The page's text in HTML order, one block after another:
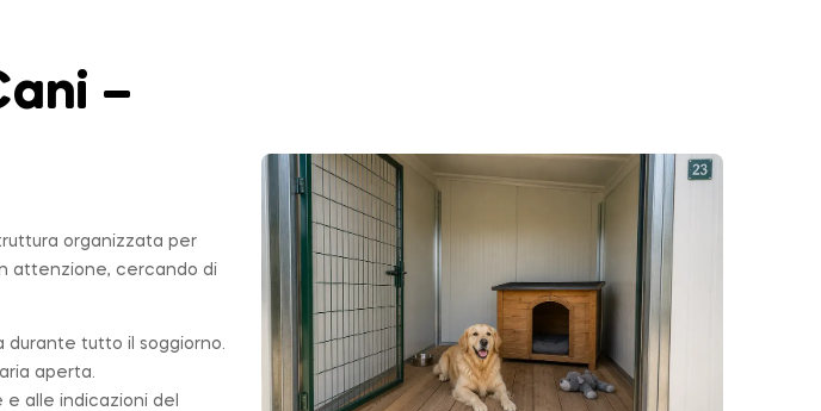
–
organizzata per
attenzione, cercando di
durante tutto il soggiorno.
aperta.
alle indicazioni del